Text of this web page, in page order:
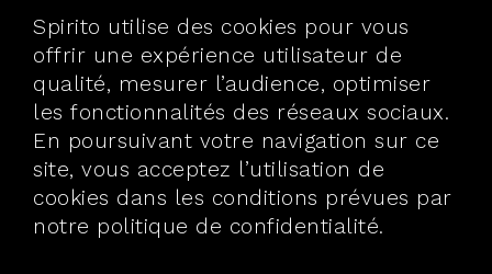
Spirito utilise des cookies pour vous
offrir une expérience utilisateur de
qualité, mesurer l’audience, optimiser
les fonctionnalités des réseaux sociaux.
En poursuivant votre navigation sur ce
site, vous acceptez l’utilisation de
cookies dans les conditions prévues par
notre politique de confidentialité.